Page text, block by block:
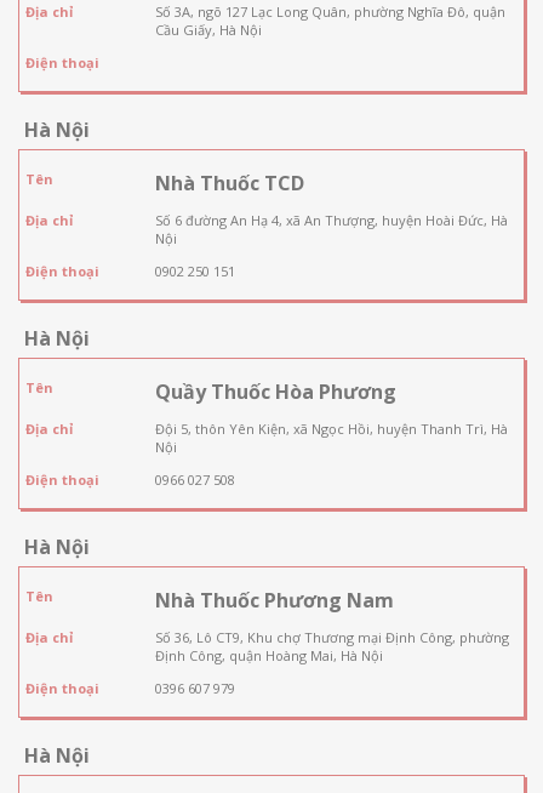
Địa chỉ
Số 3A, ngõ 127 Lạc Long Quân, phường Nghĩa Đô, quận
Cầu Giấy, Hà Nội
Điện thoại
Hà Nội
Tên Nhà Thuốc TCD
Địa chỉ
Số 6 đường An Hạ 4, xã An Thượng, huyện Hoài Đức, Hà
Nội
Điện thoại
0902 250 151
Hà Nội
Tên Quầy Thuốc Hòa Phương
Địa chỉ
Đội 5, thôn Yên Kiện, xã Ngọc Hồi, huyện Thanh Trì, Hà
Nội
Điện thoại
0966 027 508
Hà Nội
Tên Nhà Thuốc Phương Nam
Địa chỉ
Số 36, Lô CT9, Khu chợ Thương mại Định Công, phường
Định Công, quận Hoàng Mai, Hà Nội
Điện thoại
0396 607 979
Hà Nội